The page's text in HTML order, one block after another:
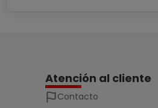
Atención al cliente
Contacto